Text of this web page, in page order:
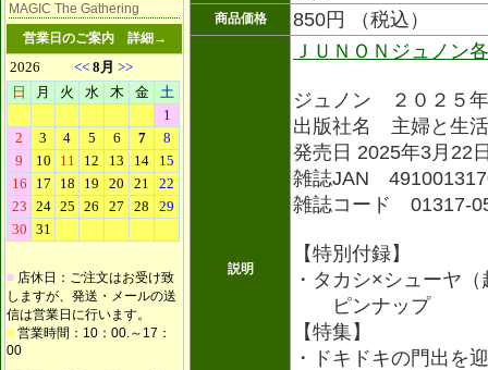
MAGIC The Gathering
営業日のご案内 詳細→
■ 店休日：ご注文はお受け致
しますが、発送・メールの送
信は営業日に行います。
■ 営業時間：10：00.～17：
00
商品価格 850円 （税込）
説明
ＪＵＮＯＮジュノン
ジュノン ２０２５
出版社名 主婦と生
発売日 2025年3月22
雑誌JAN
雑誌コード 01317-
【特別付録】
・タカシ×シューヤ
ピンナップ
【特集】
・ドキドキの門出を